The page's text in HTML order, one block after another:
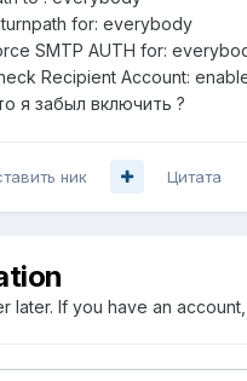
for: everybody
SMTP AUTH for:
Recipient Account:
я забыл включить ?
ник Цитата
later. If you have an account,